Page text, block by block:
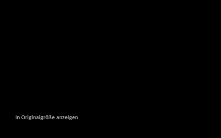
In Originalgröße anzeigen
In Originalgröße anzeigen
In Originalgröße anzeigen